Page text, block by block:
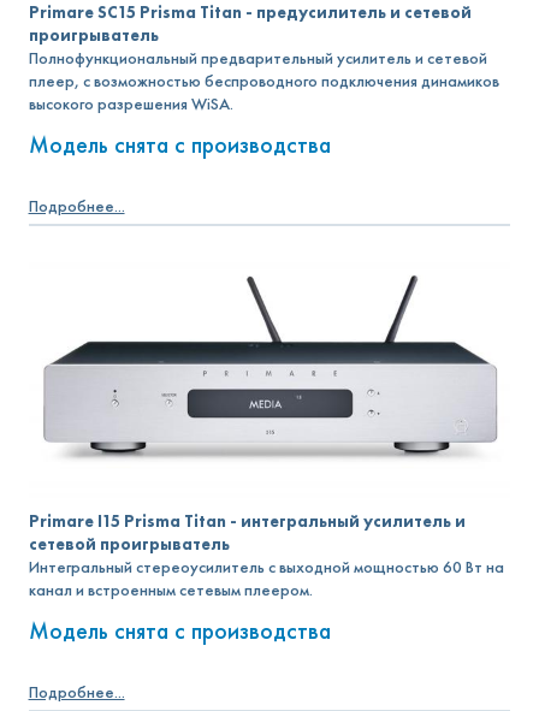
Primare SC15 Prisma Titan - предусилитель и сетевой
проигрыватель
Полнофункциональный предварительный усилитель и сетевой
плеер, с возможностью беспроводного подключения динамиков
высокого разрешения WiSA.
Модель снята с производства
Подробнее...
Primare I15 Prisma Titan - интегральный усилитель и
сетевой проигрыватель
Интегральный стереоусилитель с выходной мощностью 60 Вт на
канал и встроенным сетевым плеером.
Модель снята с производства
Подробнее...